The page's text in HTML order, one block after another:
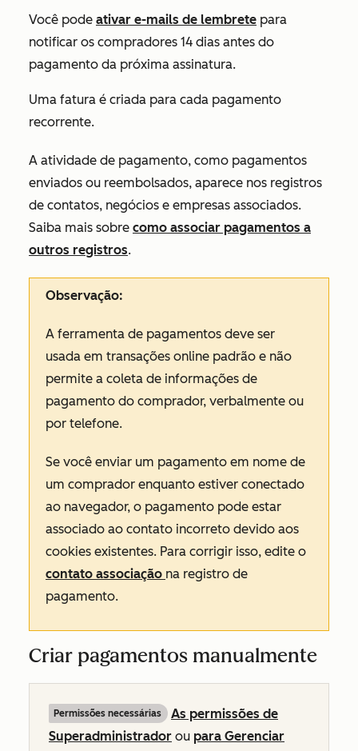
Você pode ativar e-mails de lembrete para
notificar os compradores 14 dias antes do
pagamento da próxima assinatura.
Uma fatura é criada para cada pagamento
recorrente.
A atividade de pagamento, como pagamentos
enviados ou reembolsados, aparece nos registros
de contatos, negócios e empresas associados.
Saiba mais sobre como associar pagamentos a
outros registros.
Observação:
A ferramenta de pagamentos deve ser
usada em transações online padrão e não
permite a coleta de informações de
pagamento do comprador, verbalmente ou
por telefone.
Se você enviar um pagamento em nome de
um comprador enquanto estiver conectado
ao navegador, o pagamento pode estar
associado ao contato incorreto devido aos
cookies existentes. Para corrigir isso, edite o
contato associação na registro de
pagamento.
Criar pagamentos manualmente
Permissões necessárias
As permissões de
Superadministrador ou para Gerenciar